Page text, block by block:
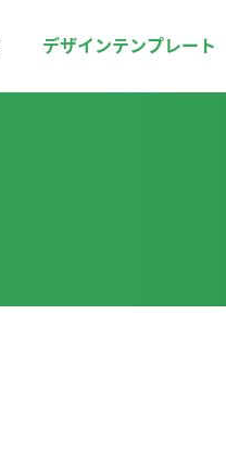
デザインテンプレート